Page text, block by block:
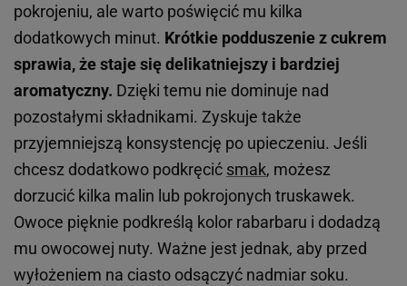
pokrojeniu, ale warto poświęcić mu kilka
dodatkowych minut. Krótkie podduszenie z cukrem
sprawia, że staje się delikatniejszy i bardziej
aromatyczny. Dzięki temu nie dominuje nad
pozostałymi składnikami. Zyskuje także
przyjemniejszą konsystencję po upieczeniu. Jeśli
chcesz dodatkowo podkręcić smak, możesz
dorzucić kilka malin lub pokrojonych truskawek.
Owoce pięknie podkreślą kolor rabarbaru i dodadzą
mu owocowej nuty. Ważne jest jednak, aby przed
wyłożeniem na ciasto odsączyć nadmiar soku.